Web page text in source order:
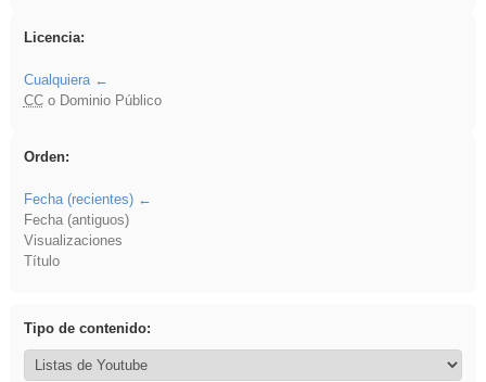
Licencia:
Cualquiera
CCo Dominio Público
Orden:
Fecha (recientes)
Fecha (antiguos)
Visualizaciones
Título
Tipo de contenido: